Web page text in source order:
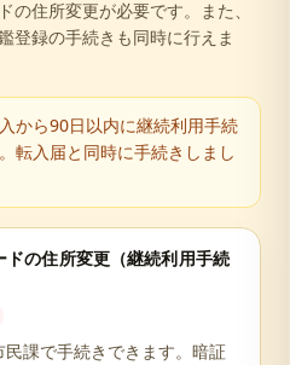
住所変更が必要です。また、
登録の手続きも同時に行えま
から90日以内に継続利用手続
転入届と同時に手続きしまし
ドの住所変更（継続利用手続
課で手続きできます。暗証